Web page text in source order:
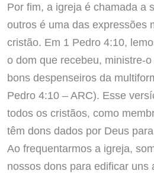
Por fim, a igreja é chamada a
outros é uma das expressões
cristão. Em 1 Pedro 4:10,
o dom que recebeu, ministre-
bons despenseiros da
Pedro 4:10 – ARC). Esse
todos os cristãos, como
têm dons dados por Deus
Ao frequentarmos a igreja,
nossos dons para edificar uns